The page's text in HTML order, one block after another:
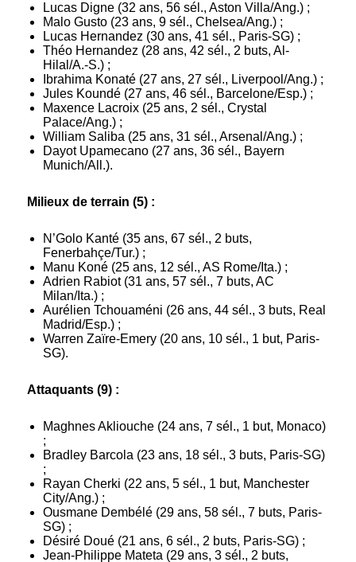
Lucas Digne (32 ans, 56 sél., Aston Villa/Ang.) ;
Malo Gusto (23 ans, 9 sél., Chelsea/Ang.) ;
Lucas Hernandez (30 ans, 41 sél., Paris-SG) ;
Théo Hernandez (28 ans, 42 sél., 2 buts, Al-
Hilal/A.-S.) ;
Ibrahima Konaté (27 ans, 27 sél., Liverpool/Ang.) ;
Jules Koundé (27 ans, 46 sél., Barcelone/Esp.) ;
Maxence Lacroix (25 ans, 2 sél., Crystal
Palace/Ang.) ;
William Saliba (25 ans, 31 sél., Arsenal/Ang.) ;
Dayot Upamecano (27 ans, 36 sél., Bayern
Munich/All.).
Milieux de terrain (5) :
N’Golo Kanté (35 ans, 67 sél., 2 buts,
Fenerbahçe/Tur.) ;
Manu Koné (25 ans, 12 sél., AS Rome/Ita.) ;
Adrien Rabiot (31 ans, 57 sél., 7 buts, AC
Milan/Ita.) ;
Aurélien Tchouaméni (26 ans, 44 sél., 3 buts, Real
Madrid/Esp.) ;
Warren Zaïre-Emery (20 ans, 10 sél., 1 but, Paris-
SG).
Attaquants (9) :
Maghnes Akliouche (24 ans, 7 sél., 1 but, Monaco)
;
Bradley Barcola (23 ans, 18 sél., 3 buts, Paris-SG)
;
Rayan Cherki (22 ans, 5 sél., 1 but, Manchester
City/Ang.) ;
Ousmane Dembélé (29 ans, 58 sél., 7 buts, Paris-
SG) ;
Désiré Doué (21 ans, 6 sél., 2 buts, Paris-SG) ;
Jean-Philippe Mateta (29 ans, 3 sél., 2 buts,